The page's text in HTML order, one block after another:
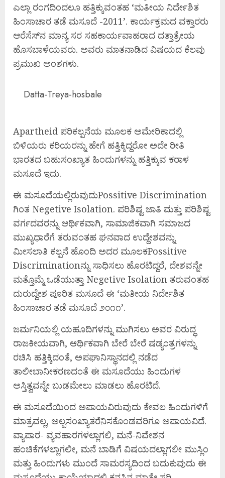
ಎಲ್ಲಾ ರಂಗದಿಂದಲೂ ಹತ್ತಿಕ್ಕುವಂತಹ ‘ಮತೀಯ ನಿರ್ದೇಶಿತ
ಹಿಂಸಾಚಾರ ತಡೆ ಮಸೂದೆ -2011’. ಕಾರ್ಯಕ್ರಮದ ವಕ್ತಾರರು
ಆರೆಸೆಸ್‌ನ ಮಾನ್ಯ ಸರ ಸಹಕಾರ್ಯವಾಹರಾದ ದತ್ತಾತ್ರೇಯ
ಹೊಸಬಾಳೆಯವರು. ಅವರು ಮಾತನಾಡಿದ ವಿಷಯದ ಕೆಲವು
ಪ್ರಮುಖ ಅಂಶಗಳು.
Datta-Treya-hosbale
Apartheid ಪರಿಕಲ್ಪನೆಯ ಮೂಲಕ ಅಮೇರಿಕಾದಲ್ಲಿ
ಬಿಳಿಯರು ಕರಿಯರನ್ನು ಹೇಗೆ ಹತ್ತಿಕ್ಕಿದ್ದರೋ ಅದೇ ರೀತಿ
ಭಾರತದ ಬಹುಸಂಖ್ಯಾತ ಹಿಂದುಗಳನ್ನು ಹತ್ತಿಕ್ಕುವ ಕರಾಳ
ಮಸೂದೆ ಇದು.
ಈ ಮಸೂದೆಯಲ್ಲಿರುವುದುPossitive Discrimination
ಗಿಂತ Negetive Isolation. ಪರಿಶಿಷ್ಟ ಜಾತಿ ಮತ್ತು ಪರಿಶಿಷ್ಟ
ವರ್ಗದವರನ್ನು ಆರ್ಥಿಕವಾಗಿ, ಸಾಮಾಜಿಕವಾಗಿ ಸಮಾಜದ
ಮುಖ್ಯಧಾರೆಗೆ ತರುವಂತಹ ಘನವಾದ ಉದ್ದೇಶವನ್ನು
ಮೀಸಲಾತಿ ಕಲ್ಪನೆ ಹೊಂದಿ ಅದರ ಮೂಲಕPossitive
Discriminationನ್ನು ಸಾಧಿಸಲು ಹೊರಟಿದ್ದರೆ, ದೇಶವನ್ನೇ
ಮತ್ತೊಮ್ಮೆ ಒಡೆಯುತ್ತಾ Negetive Isolation ತರುವಂತಹ
ದುರುದ್ದೇಶ ಪೂರಿತ ಮಸೂದೆ ಈ ‘ಮತೀಯ ನಿರ್ದೇಶಿತ
ಹಿಂಸಾಚಾರ ತಡೆ ಮಸೂದೆ ೨೦೧೧’.
ಜರ್ಮನಿಯಲ್ಲಿ ಯಹೂದಿಗಳನ್ನು ಮುಗಿಸಲು ಅವರ ವಿರುದ್ಧ
ರಾಜಕೀಯವಾಗಿ, ಆರ್ಥಿಕವಾಗಿ ಬೇರೆ ಬೇರೆ ಷಡ್ಯಂತ್ರಗಳನ್ನು
ರಚಿಸಿ ಹತ್ತಿಕ್ಕಿದಂತೆ, ಅಪಘಾನಿಸ್ಥಾನದಲ್ಲಿ ನಡೆದ
ತಾಲೀಬಾನೀಕರಣದಂತೆ ಈ ಮಸೂದೆಯು ಹಿಂದುಗಳ
ಅಸ್ತಿತ್ವವನ್ನೇ ಬುಡಮೇಲು ಮಾಡಲು ಹೊರಟಿದೆ.
ಈ ಮಸೂದೆಯಿಂದ ಅಪಾಯವಿರುವುದು ಕೇವಲ ಹಿಂದುಗಳಿಗೆ
ಮಾತ್ರವಲ್ಲ, ಅಲ್ಪಸಂಖ್ಯಾತರೆನಿಸಕೊಂಡವರಿಗೂ ಅಪಾಯವಿದೆ.
ವ್ಯಾಪಾರ- ವ್ಯವಹಾರಗಳಲ್ಲಾಗಲಿ, ಮನೆ-ನಿವೇಶನ
ಹಂಚಿಕೆಗಳಲ್ಲಾಗಲೀ, ಮನೆ ಬಾಡಿಗೆ ವಿಷಯದಲ್ಲಾಗಲೀ ಮುಸ್ಲಿಂ
ಮತ್ತು ಹಿಂದುಗಳು ಮುಂದೆ ಸಾಮರಸ್ಯದಿಂದ ಬದುಕುವುದು ಈ